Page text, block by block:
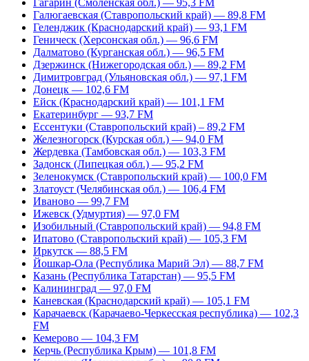
Гагарин (Смоленская обл.) — 95,3 FM
Галюгаевская (Ставропольский край) — 89,8 FM
Геленджик (Краснодарский край) — 93,1 FM
Геническ (Херсонская обл.) — 96,6 FM
Далматово (Курганская обл.) — 96,5 FM
Дзержинск (Нижегородская обл.) — 89,2 FM
Димитровград (Ульяновская обл.) — 97,1 FM
Донецк — 102,6 FM
Ейск (Краснодарский край) — 101,1 FM
Екатеринбург — 93,7 FM
Ессентуки (Ставропольский край) – 89,2 FM
Железногорск (Курская обл.) — 94,0 FM
Жердевка (Тамбовская обл.) — 103,3 FM
Задонск (Липецкая обл.) — 95,2 FM
Зеленокумск (Ставропольский край) — 100,0 FM
Златоуст (Челябинская обл.) — 106,4 FM
Иваново — 99,7 FM
Ижевск (Удмуртия) — 97,0 FM
Изобильный (Ставропольский край) — 94,8 FM
Ипатово (Ставропольский край) — 105,3 FM
Иркутск — 88,5 FM
Йошкар-Ола (Республика Марий Эл) — 88,7 FM
Казань (Республика Татарстан) — 95,5 FM
Калининград — 97,0 FM
Каневская (Краснодарский край) — 105,1 FM
Карачаевск (Карачаево-Черкесская республика) — 102,3
FM
Кемерово — 104,3 FM
Керчь (Республика Крым) — 101,8 FM